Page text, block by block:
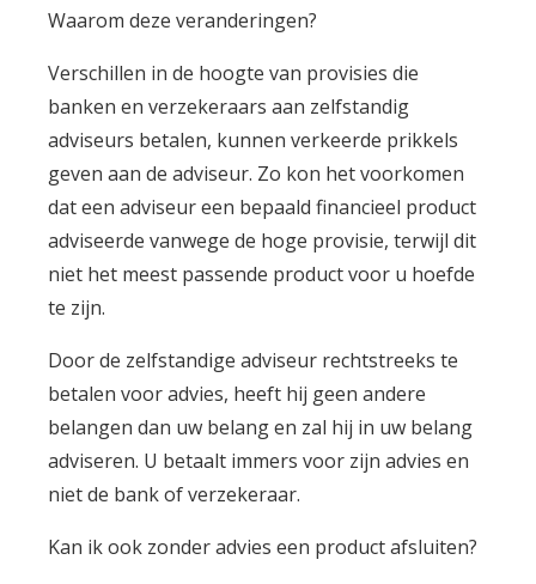
Waarom deze veranderingen?
Verschillen in de hoogte van provisies die
banken en verzekeraars aan zelfstandig
adviseurs betalen, kunnen verkeerde prikkels
geven aan de adviseur. Zo kon het voorkomen
dat een adviseur een bepaald financieel product
adviseerde vanwege de hoge provisie, terwijl dit
niet het meest passende product voor u hoefde
te zijn.
Door de zelfstandige adviseur rechtstreeks te
betalen voor advies, heeft hij geen andere
belangen dan uw belang en zal hij in uw belang
adviseren. U betaalt immers voor zijn advies en
niet de bank of verzekeraar.
Kan ik ook zonder advies een product afsluiten?